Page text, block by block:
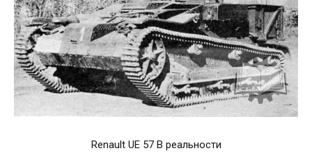
Renault UE 57 В реальности